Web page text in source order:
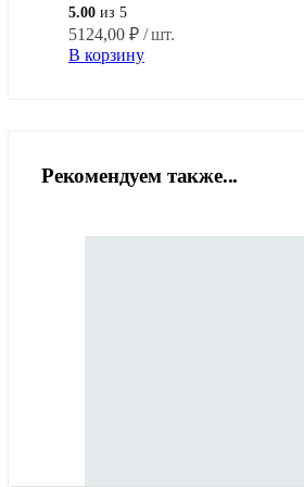
5.00 из 5
5124,00 ₽ / шт.
В корзину
Рекомендуем также...